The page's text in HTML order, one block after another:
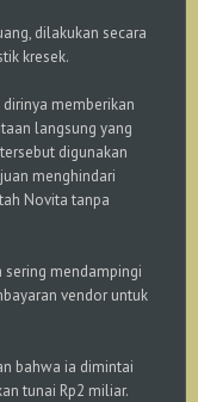
dilakukan secara
kresek.
memberikan
langsung yang
digunakan
menghindari
Novita tanpa
sering mendampingi
vendor untuk
bahwa ia dimintai
tunai Rp2 miliar.